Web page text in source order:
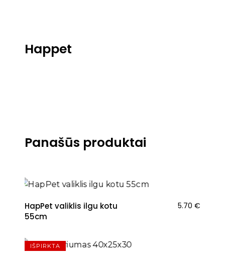
Happet
Panašūs produktai
HapPet valiklis ilgu kotu
55cm
5.70 €
IŠPIRKTA